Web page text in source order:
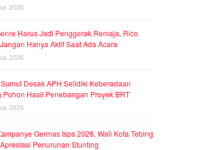
2026
Harus Jadi Penggerak Remaja, Rico
Hanya Aktif Saat Ada Acara
2026
Desak APH Selidiki Keberadaan
Pohon Hasil Penebangan Proyek BRT
2026
Germas Isps 2026, Wali Kota Tebing
Penurunan Stunting